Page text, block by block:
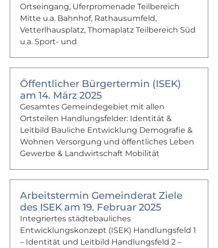
Ortseingang, Uferpromenade Teilbereich
Mitte u.a. Bahnhof, Rathausumfeld,
Vetterlhausplatz, Thomaplatz Teilbereich Süd
u.a. Sport- und
Öffentlicher Bürgertermin (ISEK)
am 14. März 2025
Gesamtes Gemeindegebiet mit allen
Ortsteilen Handlungsfelder: Identität &
Leitbild Bauliche Entwicklung Demografie &
Wohnen Versorgung und öffentliches Leben
Gewerbe & Landwirtschaft Mobilität
Arbeitstermin Gemeinderat Ziele
des ISEK am 19. Februar 2025
Integriertes städtebauliches
Entwicklungskonzept (ISEK) Handlungsfeld 1
– Identität und Leitbild Handlungsfeld 2 –